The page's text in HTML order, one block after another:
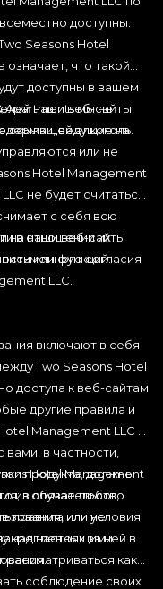
доступны.
Seasons Hotel
означает, что такой
доступны в вашем
Apartments мы не
алкоголь.
наши веб-сайты
ссылки, ведущие на
или не
Hotel Management
не будет считаться
с себя всю
в отношении их
или функций.
на наши веб-сайты
согласия
LLC.
включают в себя
Two Seasons Hotel
доступа к веб-сайтам
другие правила и
Management LLC и
в частности,
продукта, должны
в случае любого
правила или условия
над настоящими
Hotel Management
из обязательств,
или не
за ней в
как
соблюдение своих